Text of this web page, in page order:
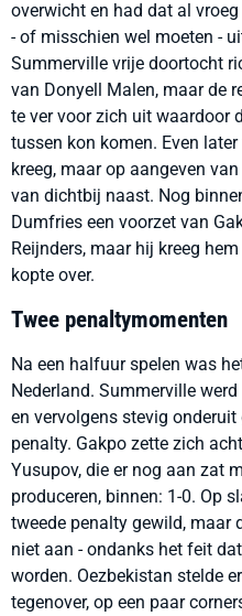
overwicht en had dat al
- of misschien wel moeten -
Summerville vrije doortocht
van Donyell Malen, maar de
te ver voor zich uit waardoor
tussen kon komen. Even
kreeg, maar op aangeven
van dichtbij naast. Nog
Dumfries een voorzet van
Reijnders, maar hij kreeg
kopte over.
Twee penaltymomenten
Na een halfuur spelen was
Nederland. Summerville
en vervolgens stevig
penalty. Gakpo zette zich
Yusupov, die er nog aan zat
produceren, binnen: 1-0. Op
tweede penalty gewild, maar
niet aan - ondanks het feit
worden. Oezbekistan stelde
tegenover, op een paar